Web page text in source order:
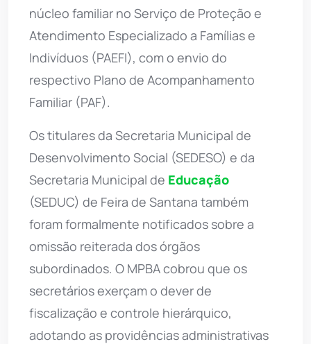
núcleo familiar no Serviço de Proteção e
Atendimento Especializado a Famílias e
Indivíduos (PAEFI), com o envio do
respectivo Plano de Acompanhamento
Familiar (PAF).
Os titulares da Secretaria Municipal de
Desenvolvimento Social (SEDESO) e da
Secretaria Municipal de Educação
(SEDUC) de Feira de Santana também
foram formalmente notificados sobre a
omissão reiterada dos órgãos
subordinados. O MPBA cobrou que os
secretários exerçam o dever de
fiscalização e controle hierárquico,
adotando as providências administrativas